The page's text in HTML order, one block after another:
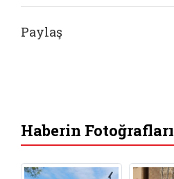
Paylaş
Haberin Fotoğrafları